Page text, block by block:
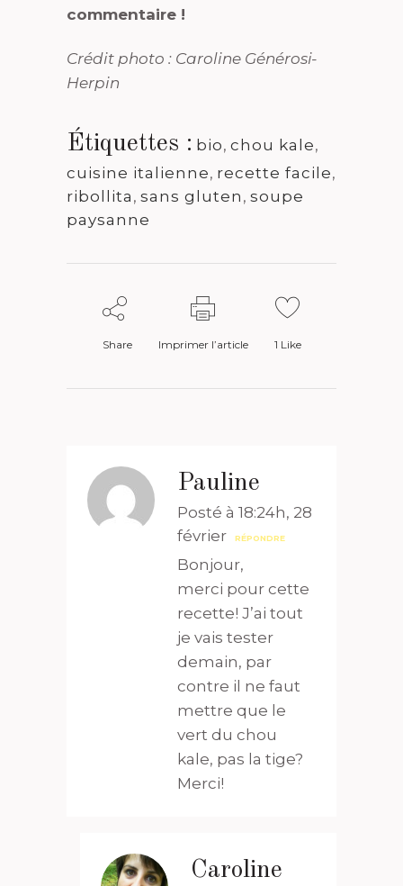
commentaire !
Crédit photo : Caroline Générosi-
Herpin
Étiquettes : bio, chou kale,
cuisine italienne, recette facile,
ribollita , sans gluten , soupe
paysanne
Share Imprimer l’article 1 Like
Pauline
Posté à 18:24h, 28
février
RÉPONDRE
Bonjour,
merci pour cette
recette! J’ai tout
je vais tester
demain, par
contre il ne faut
mettre que le
vert du chou
kale, pas la tige?
Merci!
Caroline